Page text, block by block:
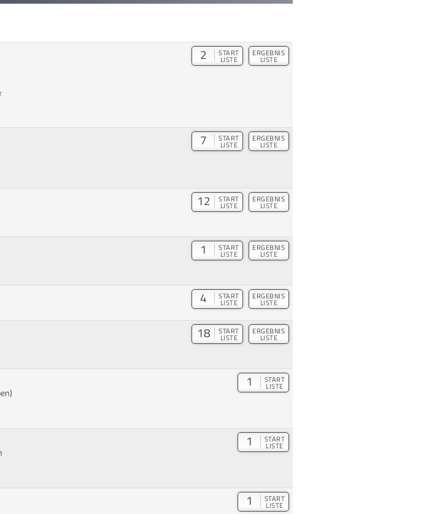
2 START
LISTE
ERGEBNIS
LISTE
7 START
LISTE
ERGEBNIS
LISTE
12 START
LISTE
ERGEBNIS
LISTE
1 START
LISTE
ERGEBNIS
LISTE
4 START
LISTE
ERGEBNIS
LISTE
18 START
LISTE
ERGEBNIS
LISTE
1 START
LISTE
1 START
LISTE
1 START
LISTE